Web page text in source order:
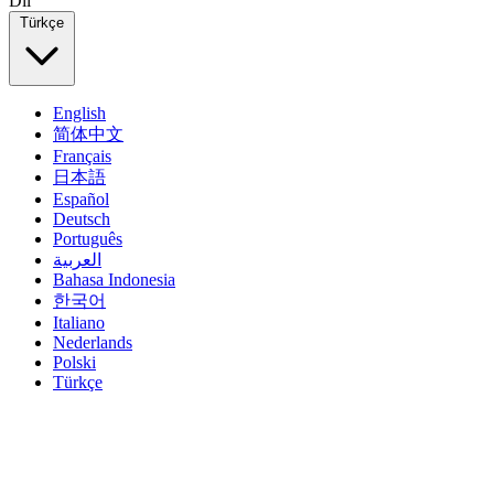
Türkçe
English
简体中文
Français
日本語
Español
Deutsch
Português
العربية
Bahasa Indonesia
한국어
Italiano
Nederlands
Polski
Türkçe